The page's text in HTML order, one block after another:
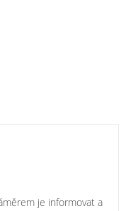
je informovat a